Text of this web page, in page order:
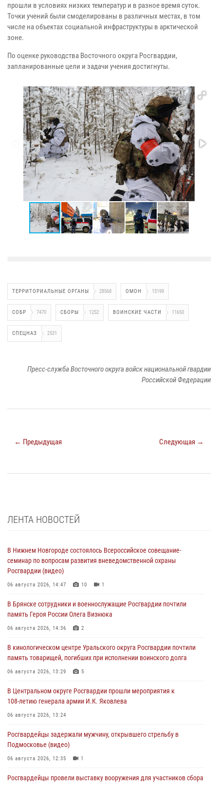
прошли в условиях низких температур и в разное время суток.
Точки учений были смоделированы в различных местах, в том
числе на объектах социальной инфраструктуры в арктической
зоне.
По оценке руководства Восточного округа Росгвардии,
запланированные цели и задачи учения достигнуты.
ТЕРРИТОРИАЛЬНЫЕ ОРГАНЫ 28568 ОМОН 13199
СОБР 7470 СБОРЫ 1252 ВОИНСКИЕ ЧАСТИ 11650
СПЕЦНАЗ 2531
Пресс-служба Восточного округа войск национальной гвардии
Российской Федерации
← Предыдущая Следующая →
ЛЕНТА НОВОСТЕЙ
В Нижнем Новгороде состоялось Всероссийское совещание-
семинар по вопросам развития вневедомственной охраны
Росгвардии (видео)
06 августа 2026, 14:47 10 1
В Брянске сотрудники и военнослужащие Росгвардии почтили
память Героя России Олега Визнюка
06 августа 2026, 14:36 2
В кинологическом центре Уральского округа Росгвардии почтили
память товарищей, погибших при исполнении воинского долга
06 августа 2026, 13:29 5
В Центральном округе Росгвардии прошли мероприятия к
108‑летию генерала армии И.К. Яковлева
06 августа 2026, 13:24
Росгвардейцы задержали мужчину, открывшего стрельбу в
Подмосковье (видео)
06 августа 2026, 12:35 1
Росгвардейцы провели выставку вооружения для участников сбора